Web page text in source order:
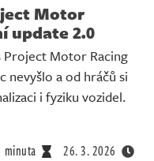
Motor
update 2.0
Project Motor Racing
nevyšlo a od hráčů si
i fyziku vozidel.
minuta 26. 3. 2026